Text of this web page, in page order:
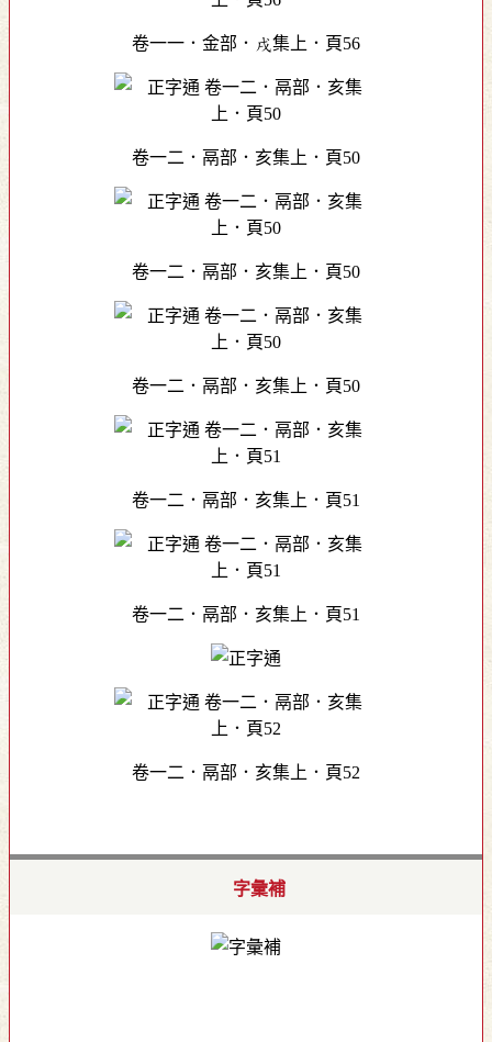
卷一一．金部．戌集上．頁56
卷一二．鬲部．亥集上．頁50
卷一二．鬲部．亥集上．頁50
卷一二．鬲部．亥集上．頁50
卷一二．鬲部．亥集上．頁51
卷一二．鬲部．亥集上．頁51
卷一二．鬲部．亥集上．頁52
字彙補